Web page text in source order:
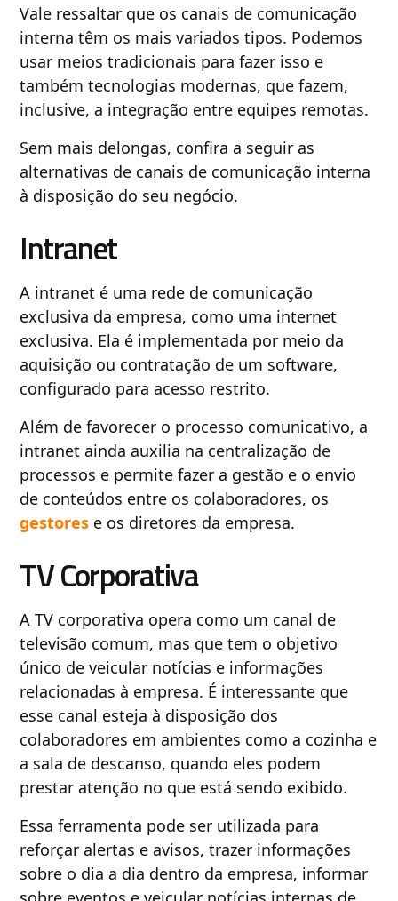
Vale ressaltar que os canais de comunicação
interna têm os mais variados tipos. Podemos
usar meios tradicionais para fazer isso e
também tecnologias modernas, que fazem,
inclusive, a integração entre equipes remotas.
Sem mais delongas, confira a seguir as
alternativas de canais de comunicação interna
à disposição do seu negócio.
Intranet
A intranet é uma rede de comunicação
exclusiva da empresa, como uma internet
exclusiva. Ela é implementada por meio da
aquisição ou contratação de um software,
configurado para acesso restrito.
Além de favorecer o processo comunicativo, a
intranet ainda auxilia na centralização de
processos e permite fazer a gestão e o envio
de conteúdos entre os colaboradores, os
gestores e os diretores da empresa.
TV Corporativa
A TV corporativa opera como um canal de
televisão comum, mas que tem o objetivo
único de veicular notícias e informações
relacionadas à empresa. É interessante que
esse canal esteja à disposição dos
colaboradores em ambientes como a cozinha e
a sala de descanso, quando eles podem
prestar atenção no que está sendo exibido.
Essa ferramenta pode ser utilizada para
reforçar alertas e avisos, trazer informações
sobre o dia a dia dentro da empresa, informar